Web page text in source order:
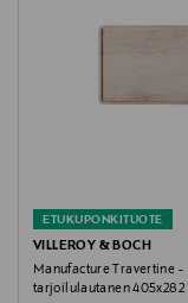
Valmistusmaa
Kiina
ETUKUPONKITUOTE
VILLEROY & BOCH
Manufacture Travertine -
tarjoilulautanen 405x282